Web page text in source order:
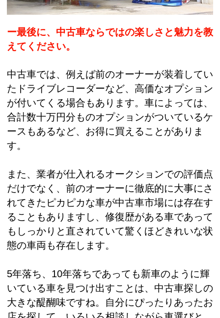
ー最後に、中古車ならではの楽しさと魅力を教
えてください。
中古車では、例えば前のオーナーが装着してい
たドライブレコーダーなど、高価なオプション
が付いてくる場合もあります。車によっては、
合計数十万円分ものオプションがついているケ
ースもあるなど、お得に買えることがありま
す。
また、業者が仕入れるオークションでの評価点
だけでなく、前のオーナーに徹底的に大事にさ
れてきたピカピカな車が中古車市場には存在す
ることもありますし、修復歴がある車であって
もしっかりと直されていて驚くほどきれいな状
態の車両も存在します。
5年落ち、10年落ちであっても新車のように輝
いている車を見つけ出すことは、中古車探しの
大きな醍醐味ですね。自分にぴったりあったお